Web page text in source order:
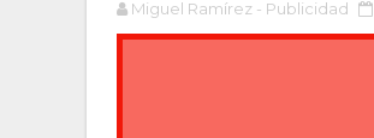
Miguel Ramírez - Publicidad